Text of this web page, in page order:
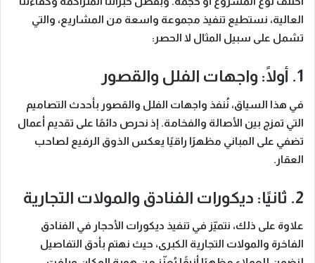
العالية، نستطيع تنفيذ مجموعة واسعة من المشاريع، والتي
تشمل على سبيل المثال لا الحصر:
1. أولًا: واجهات الفلل والقصور
في هذا السياق، نُنفذ واجهات الفلل والقصور بأحدث التصاميم
التي تمزج بين الأصالة والفخامة. إذ نحرص دائمًا على تقديم أعمال
تضفي على المباني مظهرًا راقيًا يعكس الذوق الرفيع لصاحب
العقار.
2. ثانيًا: ديكورات الفنادق والمولات التجارية
علاوة على ذلك، نتميّز في تنفيذ ديكورات الأحجار في الفنادق
الفاخرة والمولات التجارية الكبرى، حيث نهتم بأدق التفاصيل